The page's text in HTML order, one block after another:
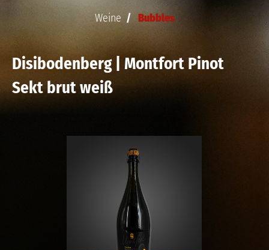
Weine Bubbles
Disibodenberg | Montfort Pinot
Sekt brut weiß